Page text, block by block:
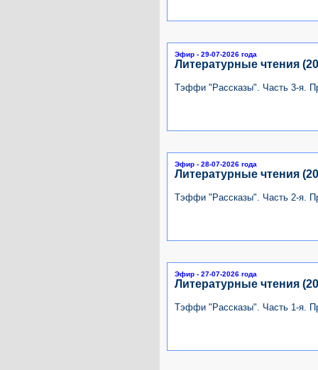
Эфир - 29-07-2026 года
Литературные чтения
Тэффи "Рассказы". Часть 3-я.
Эфир - 28-07-2026 года
Литературные чтения
Тэффи "Рассказы". Часть 2-я.
Эфир - 27-07-2026 года
Литературные чтения
Тэффи "Рассказы". Часть 1-я.